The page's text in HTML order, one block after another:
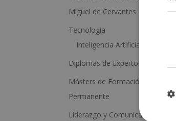
Miguel de Cervantes
Tecnología
Inteligencia Artificial
Diplomas de Experto
Másters de Formación
Permanente
Liderazgo y Comunicación